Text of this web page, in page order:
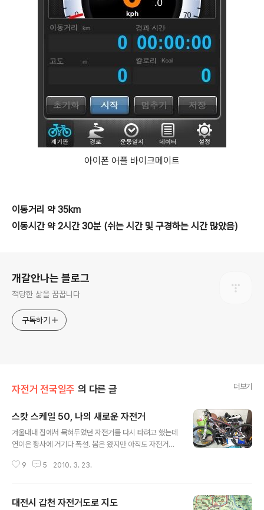
아이폰 어플 바이크메이트
이동거리 약 35km
이동시간 약 2시간 30분 (쉬는 시간 및 구경하는 시간 많았음)
개갈안나는 블로그
적당한 삶을 꿈꿉니다
구독하기
자전거 전국일주 의 다른 글 더보기
스캇 스케일 50, 나의 새로운 자전거
겨울내내 집에서 묵혀두었던 자전거를 다시 타려고 했는데
연이은 황사에 거기다 폭설. 봄은 왔지만 아직도 자전거를
데 어제 새로운 자전거를 구했습니다. 바로 스캇 스케일 5
가격대비 뛰어난 성능으로 저에게 자전거 타는 재미를 안
9 5 2010. 3. 23.
대전시 갑천 자전거도로 지도